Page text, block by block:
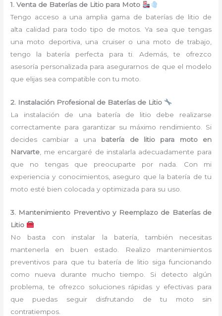
1. Venta de Baterías de Litio para Moto
Tengo acceso a una amplia gama de baterías de litio de
alta calidad para todo tipo de motos. Ya sea que tengas
una moto deportiva, una cruiser o una moto de trabajo,
tengo la batería perfecta para ti. Además, te ofrezco
asesoría personalizada para asegurarnos de que el modelo
que elijas sea compatible con tu moto.
2. Instalación Profesional de Baterías de Litio
La instalación de una batería de litio debe realizarse
correctamente para garantizar su máximo rendimiento. Si
decides cambiar a una batería de litio para moto en
Narvarte , me encargaré de instalarla adecuadamente para
que no tengas que preocuparte por nada. Con mi
experiencia y conocimientos, aseguro que la batería de tu
moto esté bien colocada y optimizada para su uso.
3. Mantenimiento Preventivo y Reemplazo de Baterías de
Litio
No basta con instalar la batería, también necesitas
mantenerla en buen estado. Realizo mantenimientos
preventivos para que tu batería de litio siga funcionando
como nueva durante mucho tiempo. Si detecto algún
problema, te ofrezco soluciones rápidas y efectivas para
que puedas seguir disfrutando de tu moto sin
contratiempos.